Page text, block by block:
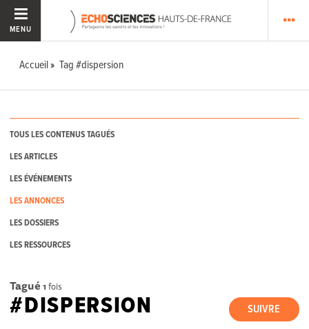
MENU
Accueil Tag #dispersion
TOUS LES CONTENUS TAGUÉS
LES ARTICLES
LES ÉVÉNEMENTS
LES ANNONCES
LES DOSSIERS
LES RESSOURCES
Tagué 1 fois
SUIVRE
#DISPERSION